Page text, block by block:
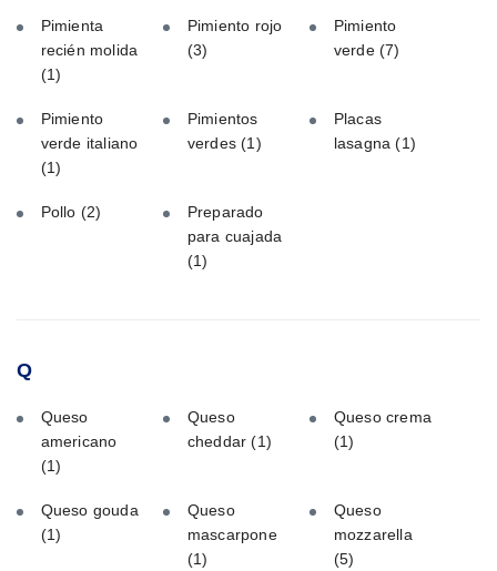
Pimienta
recién molida
(1)
Pimiento rojo
(3)
Pimiento
verde(7)
Pimiento
verde italiano
(1)
Pimientos
verdes(1)
Placas
lasagna(1)
Pollo (2)
Preparado
para cuajada
(1)
Q
Queso
americano
(1)
Queso
cheddar(1)
Queso crema
(1)
Queso gouda
(1)
Queso
mascarpone
(1)
Queso
mozzarella
(5)